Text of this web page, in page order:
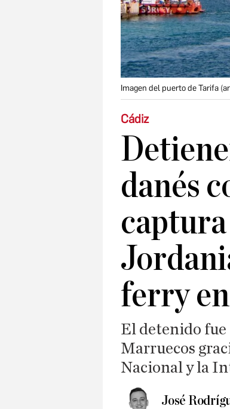
Imagen del puerto de Tarifa
Cádiz
danés
ferry
El detenido
Marruecos
Nacional y la
José